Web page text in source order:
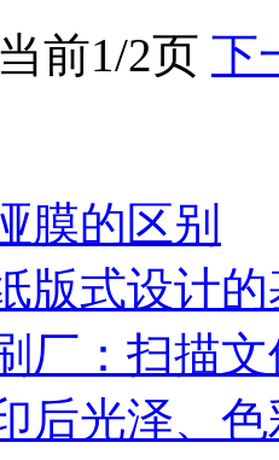
前1/2页 下
膜的区别
版式设计
厂：扫描
后光泽、